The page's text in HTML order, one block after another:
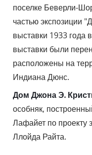
поселке Беверли-
частью экспозиции
выставки 1933 года в
выставки были
расположены на
Индиана Дюнс.
Дом Джона Э.
особняк,
Лафайет по проекту
Ллойда Райта.